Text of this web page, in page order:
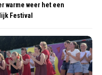
warme weer het een
Festival